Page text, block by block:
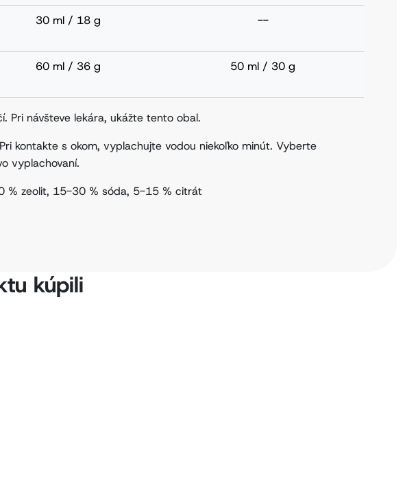
30 ml / 18 g --
60 ml / 36 g 50 ml / 30 g
Pri návšteve lekára, ukážte tento obal.
kontakte s okom, vyplachujte vodou niekoľko minút. Vyberte
vyplachovaní.
% zeolit, 15-30 % sóda, 5-15 % citrát
kúpili